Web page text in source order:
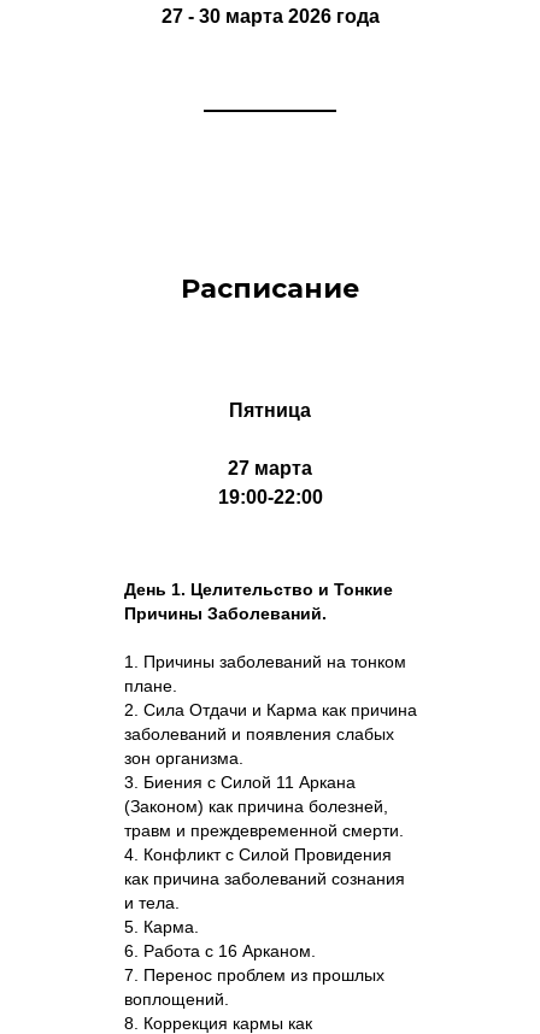
27 - 30 марта 2026 года
Расписание
Пятница
27 марта
19:00-22:00
День 1. Целительство и Тонкие
Причины Заболеваний.
1. Причины заболеваний на тонком
плане.
2. Сила Отдачи и Карма как причина
заболеваний и появления слабых
зон организма.
3. Биения с Силой 11 Аркана
(Законом) как причина болезней,
травм и преждевременной смерти.
4. Конфликт с Силой Провидения
как причина заболеваний сознания
и тела.
5. Карма.
6. Работа с 16 Арканом.
7. Перенос проблем из прошлых
воплощений.
8. Коррекция кармы как